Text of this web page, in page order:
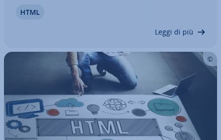
Dovrai soltanto usare le istru­zio­ni CSS adatte. In
HTML
Leggi di più